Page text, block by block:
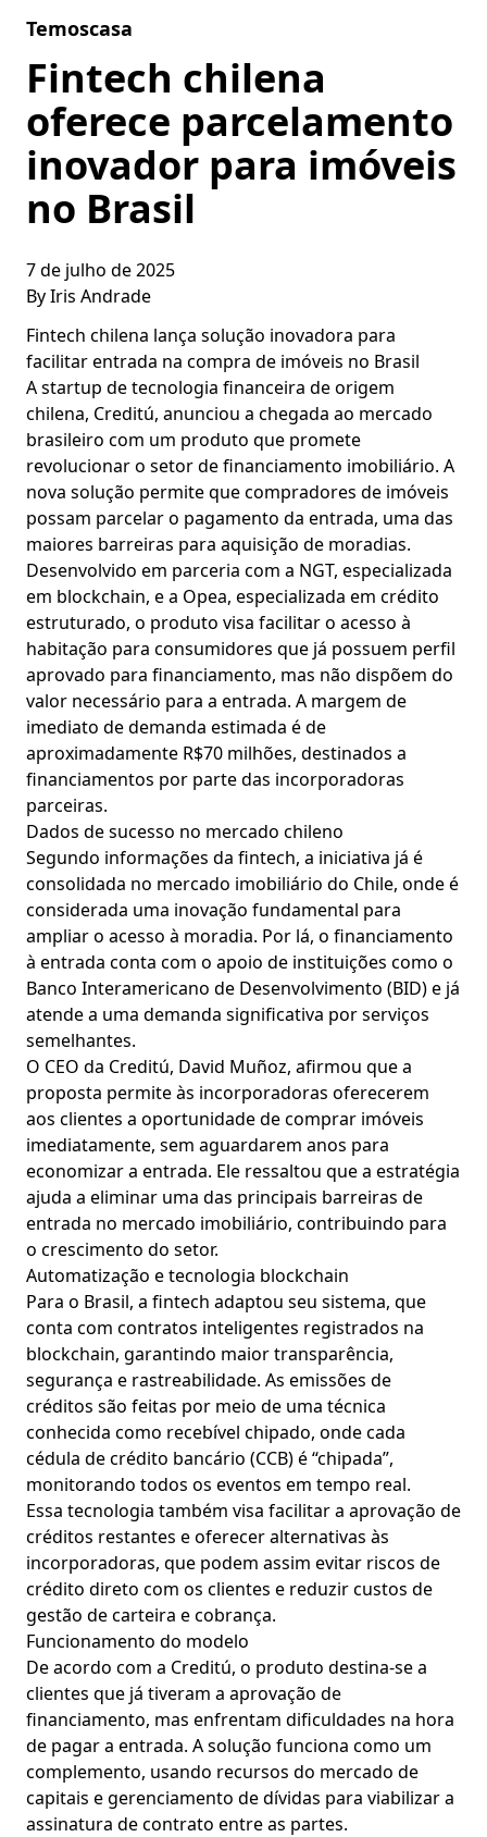
Temoscasa
Fintech chilena
oferece parcelamento
inovador para imóveis
no Brasil
7 de julho de 2025
ByIris Andrade
Fintech chilena lança solução inovadora para
facilitar entrada na compra de imóveis no Brasil
A startup de tecnologia financeira de origem
chilena, Creditú, anunciou a chegada ao mercado
brasileiro com um produto que promete
revolucionar o setor de financiamento imobiliário. A
nova solução permite que compradores de imóveis
possam parcelar o pagamento da entrada, uma das
maiores barreiras para aquisição de moradias.
Desenvolvido em parceria com a NGT, especializada
em blockchain, e a Opea, especializada em crédito
estruturado, o produto visa facilitar o acesso à
habitação para consumidores que já possuem perfil
aprovado para financiamento, mas não dispõem do
valor necessário para a entrada. A margem de
imediato de demanda estimada é de
aproximadamente R$70 milhões, destinados a
financiamentos por parte das incorporadoras
parceiras.
Dados de sucesso no mercado chileno
Segundo informações da fintech, a iniciativa já é
consolidada no mercado imobiliário do Chile, onde é
considerada uma inovação fundamental para
ampliar o acesso à moradia. Por lá, o financiamento
à entrada conta com o apoio de instituições como o
Banco Interamericano de Desenvolvimento (BID) e já
atende a uma demanda significativa por serviços
semelhantes.
O CEO da Creditú, David Muñoz, afirmou que a
proposta permite às incorporadoras oferecerem
aos clientes a oportunidade de comprar imóveis
imediatamente, sem aguardarem anos para
economizar a entrada. Ele ressaltou que a estratégia
ajuda a eliminar uma das principais barreiras de
entrada no mercado imobiliário, contribuindo para
o crescimento do setor.
Automatização e tecnologia blockchain
Para o Brasil, a fintech adaptou seu sistema, que
conta com contratos inteligentes registrados na
blockchain, garantindo maior transparência,
segurança e rastreabilidade. As emissões de
créditos são feitas por meio de uma técnica
conhecida como recebível chipado, onde cada
cédula de crédito bancário (CCB) é “chipada”,
monitorando todos os eventos em tempo real.
Essa tecnologia também visa facilitar a aprovação de
créditos restantes e oferecer alternativas às
incorporadoras, que podem assim evitar riscos de
crédito direto com os clientes e reduzir custos de
gestão de carteira e cobrança.
Funcionamento do modelo
De acordo com a Creditú, o produto destina-se a
clientes que já tiveram a aprovação de
financiamento, mas enfrentam dificuldades na hora
de pagar a entrada. A solução funciona como um
complemento, usando recursos do mercado de
capitais e gerenciamento de dívidas para viabilizar a
assinatura de contrato entre as partes.